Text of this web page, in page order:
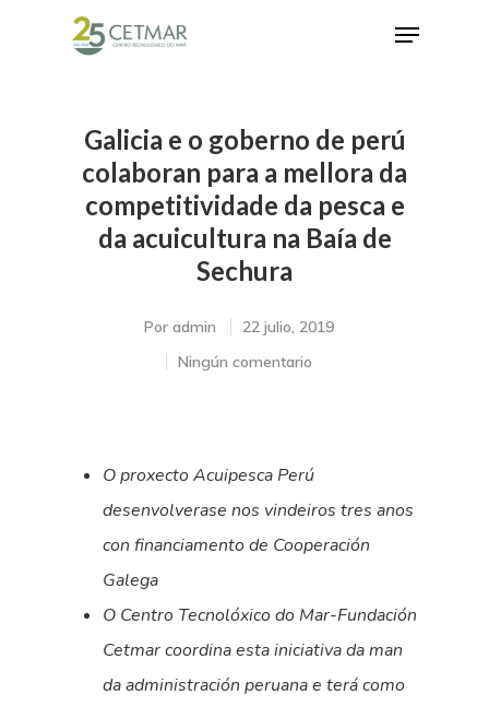
Hit enter to search or ESC to close
Galicia e o goberno de perú
colaboran para a mellora da
competitividade da pesca e
da acuicultura na Baía de
Sechura
Por admin
22 julio, 2019
Ningún comentario
O proxecto Acuipesca Perú
desenvolverase nos vindeiros tres anos
con financiamento de Cooperación
Galega
O Centro Tecnolóxico do Mar-Fundación
Cetmar coordina esta iniciativa da man
da administración peruana e terá como